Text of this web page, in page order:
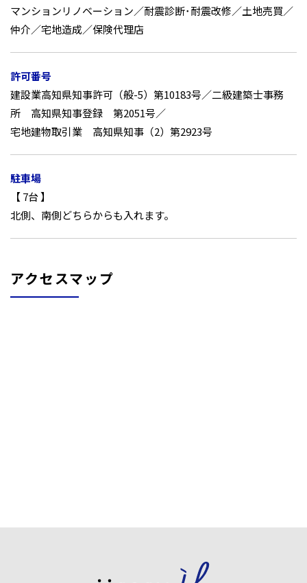
マンションリノベーション／耐震診断･耐震改修／土地売買／
仲介／宅地造成／保険代理店
許可番号
建設業高知県知事許可（般-5）第10183号／二級建築士事務
所 高知県知事登録 第2051号／
宅地建物取引業 高知県知事（2）第2923号
駐車場
【 7台 】
北側、南側どちらからも入れます。
アクセスマップ